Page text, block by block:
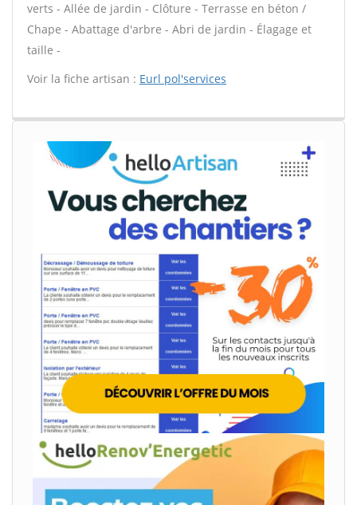
verts - Allée de jardin - Clôture - Terrasse en béton /
Chape - Abattage d'arbre - Abri de jardin - Élagage et
taille -
Voir la fiche artisan : Eurl pol'services